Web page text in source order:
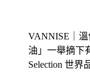
VANNISE｜
油」一舉摘下
Selection 世界